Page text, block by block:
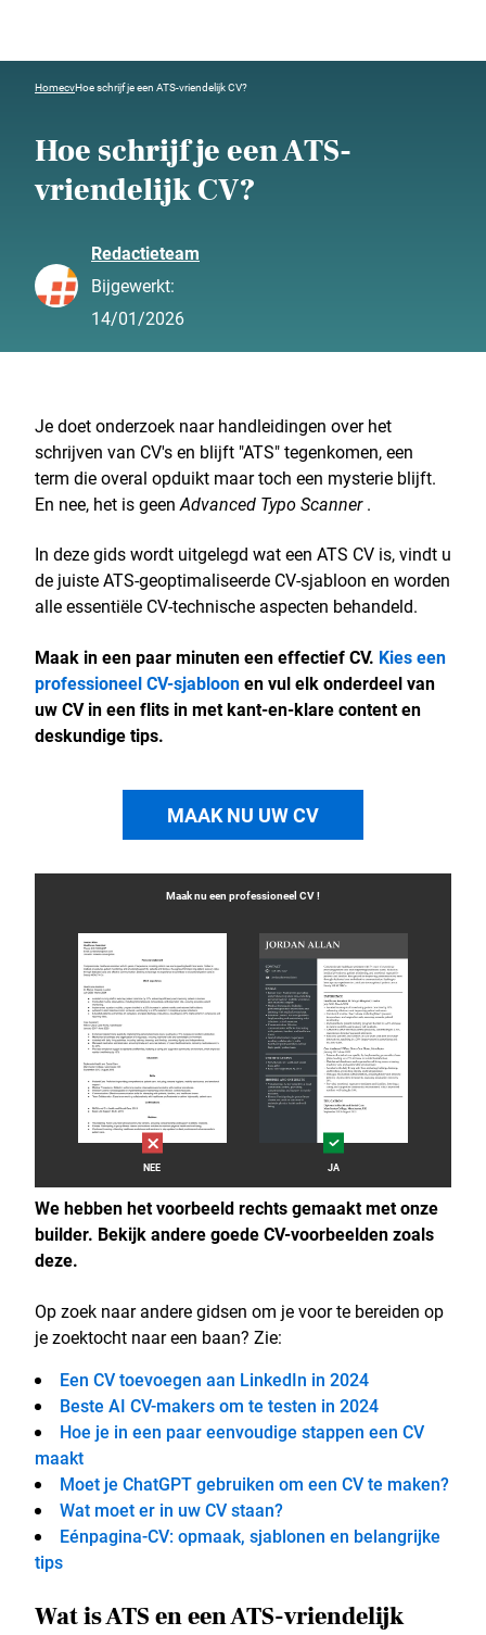
HomecvHoe schrijf je een ATS-vriendelijk CV?
Hoe schrijf je een ATS-
vriendelijk CV?
Redactieteam
Bijgewerkt:
14/01/2026
Je doet onderzoek naar handleidingen over het
schrijven van CV's en blijft "ATS" tegenkomen, een
term die overal opduikt maar toch een mysterie blijft.
En nee, het is geenAdvanced Typo Scanner.
In deze gids wordt uitgelegd wat een ATS CV is, vindt u
de juiste ATS-geoptimaliseerde CV-sjabloon en worden
alle essentiële CV-technische aspecten behandeld.
Maak in een paar minuten een effectief CV. Kies een
professioneel CV-sjabloonen vul elk onderdeel van
uw CV in een flits in met kant-en-klare content en
deskundige tips.
MAAK NU UW CV
Maak nu een professioneel CV!
NEE JA
We hebben het voorbeeld rechts gemaakt met onze
builder. Bekijk andere goede CV-voorbeelden zoals
deze.
Op zoek naar andere gidsen om je voor te bereiden op
je zoektocht naar een baan? Zie:
Een CV toevoegen aan LinkedIn in 2024
Beste AI CV-makers om te testen in 2024
Hoe je in een paar eenvoudige stappen een CV
maakt
Moet je ChatGPT gebruiken om een CV te maken?
Wat moet er in uw CV staan?
Eénpagina-CV: opmaak, sjablonen en belangrijke
tips
Wat is ATS en een ATS-vriendelijk